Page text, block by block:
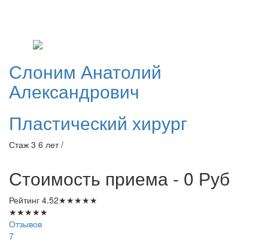
Слоним Анатолий
Александрович
Пластический хирург
Стаж 3 6 лет /
Стоимость приема - 0 Руб
Рейтинг 4.52★★★★★
★★★★★
Отзывов
7